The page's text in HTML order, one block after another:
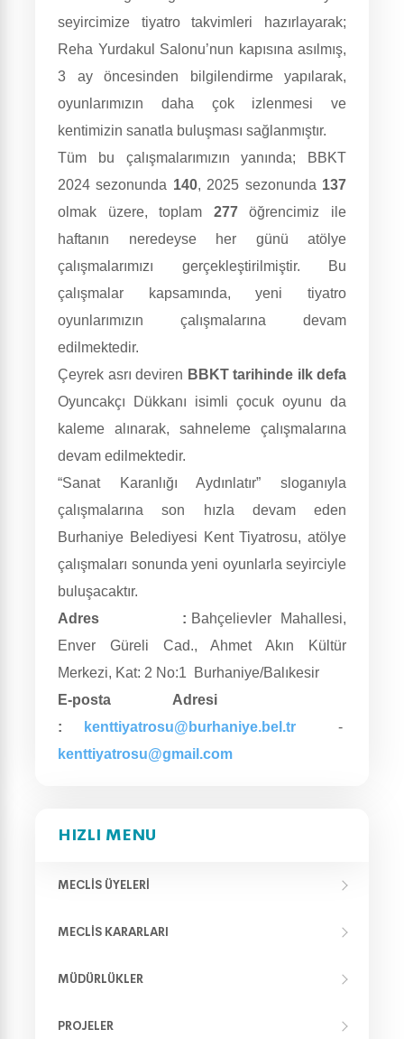
HIZLI MENU
MECLIS ÜYELERI
MECLIS KARARLARI
MÜDÜRLÜKLER
PROJELER
seyircimize tiyatro takvimleri hazırlayarak;
Reha Yurdakul Salonu’nun kapısına asılmış,
3 ay öncesinden bilgilendirme yapılarak,
oyunlarımızın daha çok izlenmesi ve
kentimizin sanatla buluşması sağlanmıştır.
Tüm bu çalışmalarımızın yanında; BBKT
2024 sezonunda 140, 2025 sezonunda 137
olmak üzere, toplam 277öğrencimiz ile
haftanın neredeyse her günü atölye
çalışmalarımızı gerçekleştirilmiştir. Bu
çalışmalar kapsamında, yeni tiyatro
oyunlarımızın çalışmalarına devam
edilmektedir.
Çeyrek asrı deviren BBKT tarihinde ilk defa
Oyuncakçı Dükkanı isimli çocuk oyunu da
kaleme alınarak, sahneleme çalışmalarına
devam edilmektedir.
“Sanat Karanlığı Aydınlatır” sloganıyla
çalışmalarına son hızla devam eden
Burhaniye Belediyesi Kent Tiyatrosu, atölye
çalışmaları sonunda yeni oyunlarla seyirciyle
buluşacaktır.
Adres : Bahçelievler Mahallesi,
Enver Güreli Cad., Ahmet Akın Kültür
Merkezi, Kat: 2 No:1 Burhaniye/Balıkesir
E-posta Adresi
:
kenttiyatrosu@burhaniye.bel.tr-
kenttiyatrosu@gmail.com